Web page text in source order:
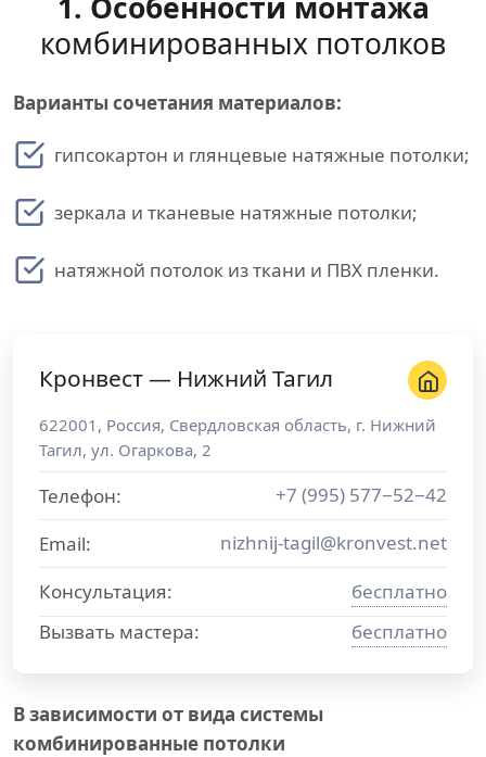
комбинированных потолков
Варианты сочетания материалов:
гипсокартон и глянцевые натяжные потолки;
зеркала и тканевые натяжные потолки;
натяжной потолок из ткани и ПВХ пленки.
Кронвест — Нижний Тагил
622001 , Россия, Свердловская область, г. Нижний
Тагил, ул. Огаркова, 2
Телефон:
+7 (995) 577−52−42
Email:
nizhnij-tagil@kronvest.net
Консультация:
бесплатно
Вызвать мастера:
бесплатно
В зависимости от вида системы
комбинированные потолки